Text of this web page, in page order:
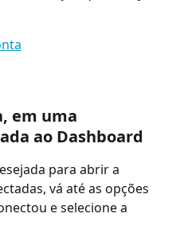
em uma
ao Dashboard
para abrir a
vá até as opções
e selecione a